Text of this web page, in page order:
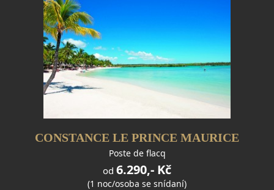
CONSTANCE LE PRINCE MAURICE
Poste de flacq
od 6.290,- Kč
(1 noc/osoba se snídaní)